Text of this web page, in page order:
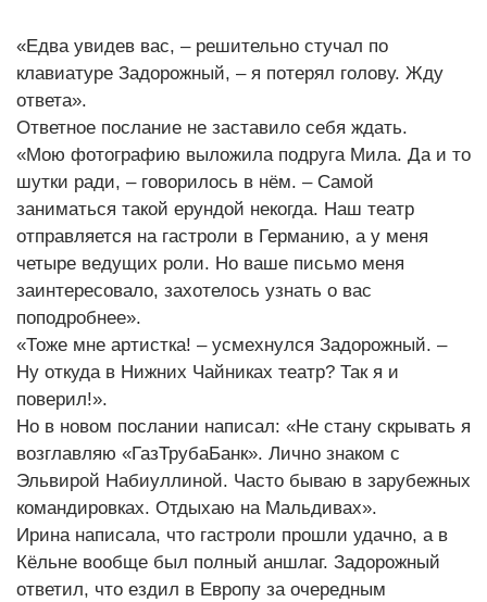
«Едва увидев вас, – решительно стучал по
клавиатуре Задорожный, – я потерял голову. Жду
ответа».
Ответное послание не заставило себя ждать.
«Мою фотографию выложила подруга Мила. Да и то
шутки ради, – говорилось в нём. – Самой
заниматься такой ерундой некогда. Наш театр
отправляется на гастроли в Германию, а у меня
четыре ведущих роли. Но ваше письмо меня
заинтересовало, захотелось узнать о вас
поподробнее».
«Тоже мне артистка! – усмехнулся Задорожный. –
Ну откуда в Нижних Чайниках театр? Так я и
поверил!».
Но в новом послании написал: «Не стану скрывать я
возглавляю «ГазТрубаБанк». Лично знаком с
Эльвирой Набиуллиной. Часто бываю в зарубежных
командировках. Отдыхаю на Мальдивах».
Ирина написала, что гастроли прошли удачно, а в
Кёльне вообще был полный аншлаг. Задорожный
ответил, что ездил в Европу за очередным